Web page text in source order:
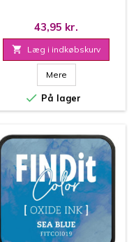
43,95 kr.
 Læg i indkøbskurv
Mere
 På lager